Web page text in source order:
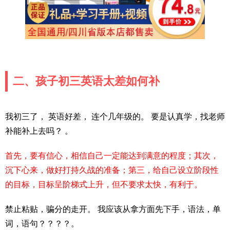
二、孩子初三英语太差如何补
我初三了， 英语好差， 连个几年级的。 要是认真学，找老师
补能补上去吗？ 。
首先，要有信心，相信自己一定能达到满意的程度；其次，
沉下心来，做好打持久战的准备；第三，给自己设立阶段性
的目标，目标呈阶梯式上升，但不要求太快，有利于。
禁止粘贴，骗分的走开。 我应该从拿方面先下手，语法，单
词，语句？？？？。